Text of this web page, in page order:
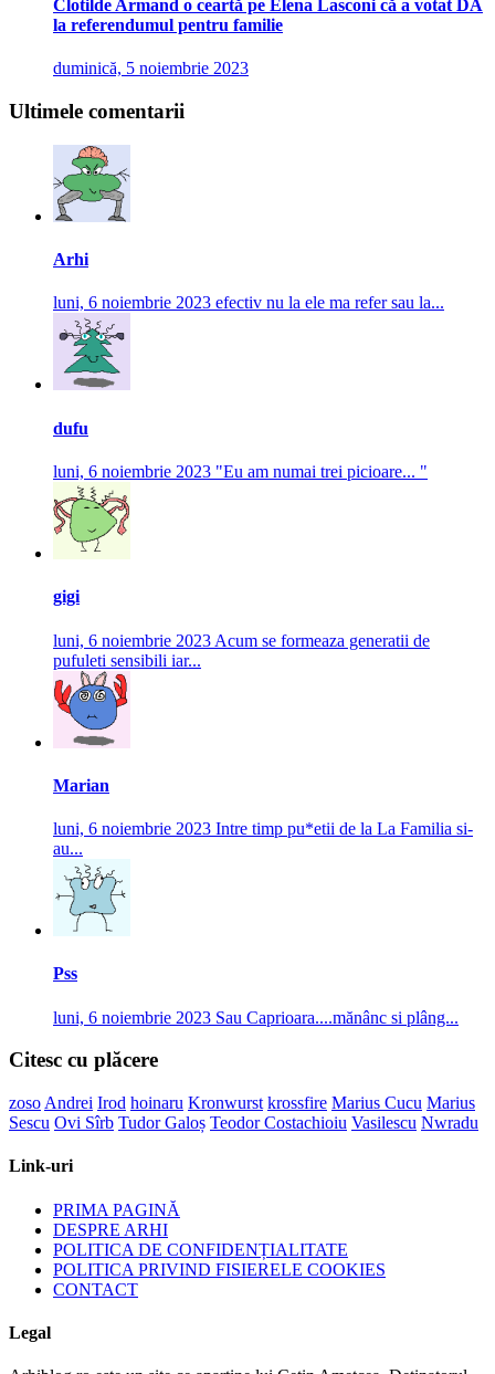
Clotilde Armand o ceartă pe Elena Lasconi că a votat DA
la referendumul pentru familie
duminică, 5 noiembrie 2023
Ultimele comentarii
Arhi
luni, 6 noiembrie 2023 efectiv nu la ele ma refer sau la...
dufu
luni, 6 noiembrie 2023 "Eu am numai trei picioare... "
gigi
luni, 6 noiembrie 2023 Acum se formeaza generatii de
pufuleti sensibili iar...
Marian
luni, 6 noiembrie 2023 Intre timp pu*etii de la La Familia si-
au...
Pss
luni, 6 noiembrie 2023 Sau Caprioara....mănânc si plâng...
Citesc cu plăcere
zoso Andrei Irod hoinaru Kronwurst krossfire Marius Cucu Marius
Sescu Ovi Sîrb Tudor Galoș Teodor Costachioiu Vasilescu Nwradu
Link-uri
PRIMA PAGINĂ
DESPRE ARHI
POLITICA DE CONFIDENȚIALITATE
POLITICA PRIVIND FISIERELE COOKIES
CONTACT
Legal